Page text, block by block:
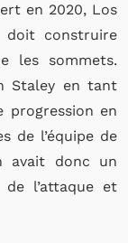
en 2020, Los
doit construire
les sommets.
Staley en tant
progression en
de l’équipe de
avait donc un
l’attaque et